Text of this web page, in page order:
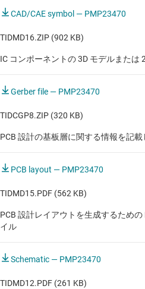
CAD/CAE symbol — PMP23470
TIDMD16.ZIP (902 KB)
IC コンポーネントの 3D モデルまたは
Gerber file — PMP23470
TIDCGP8.ZIP (320 KB)
PCB 設計の基板層に関する情報を記
PCB layout — PMP23470
TIDMD15.PDF (562 KB)
PCB 設計レイアウトを生成するため
イル
Schematic — PMP23470
TIDMD12.PDF (261 KB)